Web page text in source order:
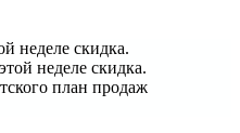
неделе скидка.
план продаж